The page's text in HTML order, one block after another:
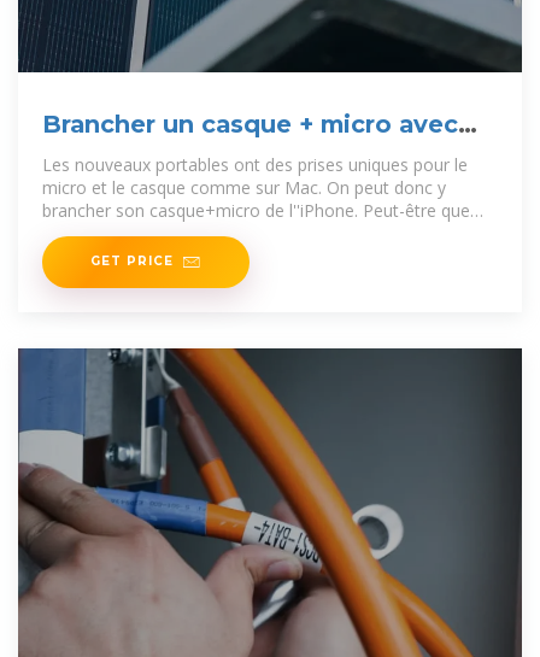
Brancher un casque + micro avec
une seule prise jack
Les nouveaux portables ont des prises uniques pour le
micro et le casque comme sur Mac. On peut donc y
brancher son casque+micro de l''iPhone. Peut-être que
ton casque
GET PRICE